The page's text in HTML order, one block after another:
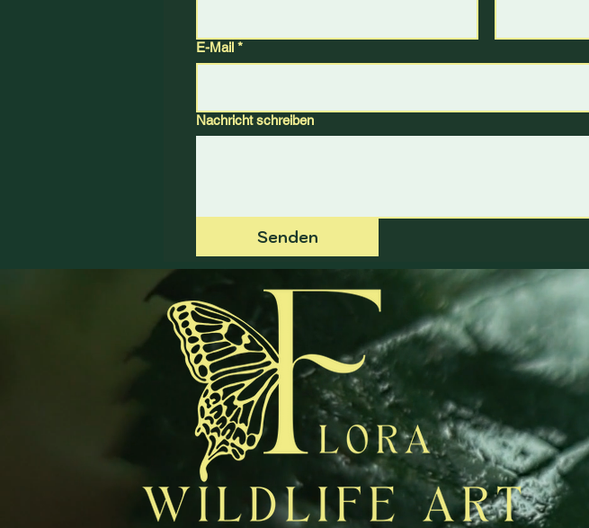
E-Mail *
Nachricht schreiben
Senden